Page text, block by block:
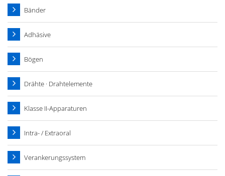
Bänder
Adhäsive
Bögen
Drähte · Drahtelemente
Klasse II-Apparaturen
Intra- / Extraoral
Verankerungssystem